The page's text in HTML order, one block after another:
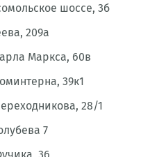
шоссе, 3б
209а
Маркса, 60в
39к1
28/1
7